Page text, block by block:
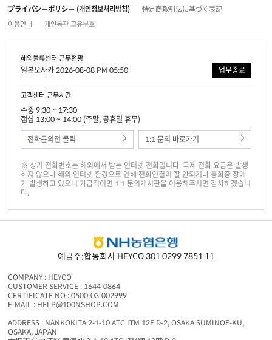
プライバシーポリシー (개인정보처리방침)
特定商取引法に基づく表記
이용안내
개인통관 고유부호
해외물류센터 근무현황
일본오사카 2026-08-08 PM 05:50 업무종료
고객센터 근무시간
주중 9:30 ~ 17:30
점심 13:00 ~ 14:00 (주말, 공휴일 휴무)
전화문의전 클릭
1:1 문의 바로가기
※ 상기 전화번호는 해외에서 받는 인터넷 전화입니다. 국제 전화 요금은 발생
하지 않으나 해외 인터넷 환경으로 인해 전화연결이 잘 안되거나 통화중 장애
가 발생하고 있으니 가급적이면 1:1 문의게시판을 이용해주시면 감사하겠습니
다.
예금주:합동회사 HEYCO 301 0299 7851 11
COMPANY : HEYCO
CUSTOMER SERVICE : 1644-0864
CERTIFICATE NO : 0500-03-002999
E-MAIL : HELP@100NSHOP.COM
ADDRESS : NANKOKITA 2-1-10 ATC ITM 12F D-2, OSAKA SUMINOE-KU,
OSAKA, JAPAN